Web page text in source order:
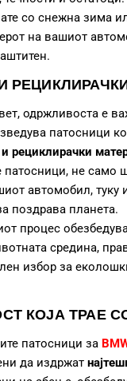
со снежна зима
на вашиот
одржливоста е
патосници
рециклирачки
патосници, не само
автомобил, туку
поздрава планета.
процес
средина,
избор за
КОЈА ТРАЕ
патосници за
да издржат